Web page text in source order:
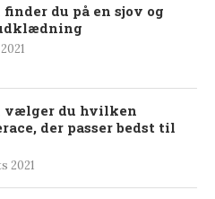
finder du på en sjov og
vælger du hvilken
der passer bedst til
2021